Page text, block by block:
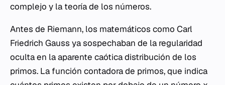
complejo y la teoría de los números.
Antes de Riemann, los matemáticos como Carl
Friedrich Gauss ya sospechaban de la regularidad
oculta en la aparente caótica distribución de los
primos. La función contadora de primos, que indica